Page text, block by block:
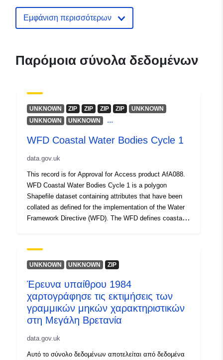
Σημείο επαφής:
Επικαιροποιήθηκε στα
31 July 2026
Αναγνωριστικά: 10.16904_ENVIDAT.529@envidat
uriRef:
16904_envidat-529-envidat
Εμφάνιση περισσότερων
Παρόμοια σύνολα δεδομένων
UNKNOWN ZIP ZIP ZIP ZIP
UNKNOWN
UNKNOWN
UNKNOWN ...
WFD Coastal Water Bodies Cycle 1
data.gov.uk
This record is for Approval for Access product AfA088.
WFD Coastal Water Bodies Cycle 1 is a polygon
Shapefile dataset containing attributes that have been
collated as defined for the implementation of the Water
Framework Directive (WFD). The WFD defines coastal
nautical mile on the seaward side from the nearest point
of the baseline from which the breadth of territorial
the outer limit of transitional waters’. The delineation
between coastal and transitional (estuarine) waters was
determined by the Environment Agency defined
transitional water bodies (see also the Lineage
Statement in the Data Quality Info paragraph below).
Water bodies are also split and assigned to River Basin
Districts. Water bodies are attributed with a unique
UNKNOWN UNKNOWN ZIP
Έρευνα υπαίθρου 1984
χαρτογράφησε τις εκτιμήσεις των
γραμμικών μηκών χαρακτηριστικών
στη Μεγάλη Βρετανία
data.gov.uk
Αυτό το σύνολο δεδομένων αποτελείται από δεδομένα